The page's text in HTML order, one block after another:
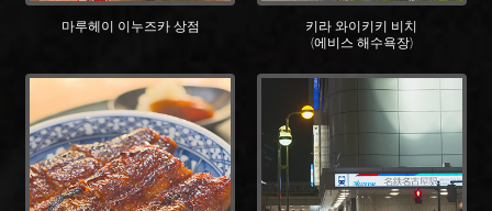
마루헤이 이누즈카 상점
키라 와이키키 비치
(에비스 해수욕장)